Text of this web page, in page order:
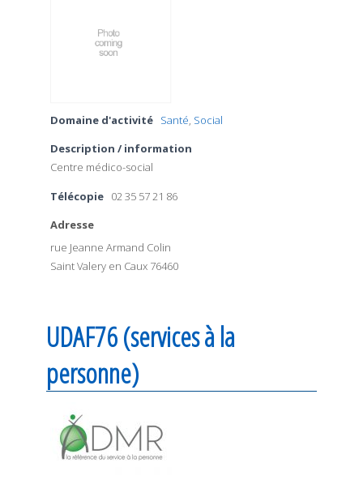
Domaine d'activité Santé, Social
Description / information
Centre médico-social
Télécopie 02 35 57 21 86
Adresse
rue Jeanne Armand Colin
Saint Valery en Caux 76460
UDAF76 (services à la
personne)